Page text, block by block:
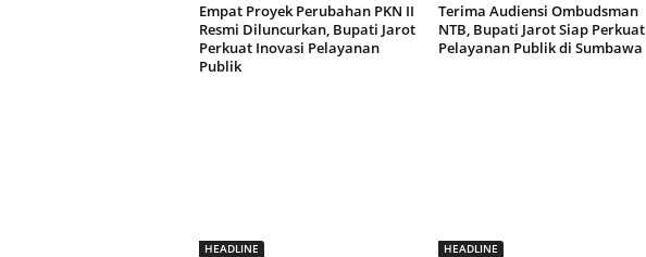
Empat Proyek Perubahan PKN II
Resmi Diluncurkan, Bupati Jarot
Perkuat Inovasi Pelayanan
Publik
Terima Audiensi Ombudsman
NTB, Bupati Jarot Siap Perkuat
Pelayanan Publik di Sumbawa
HEADLINE HEADLINE